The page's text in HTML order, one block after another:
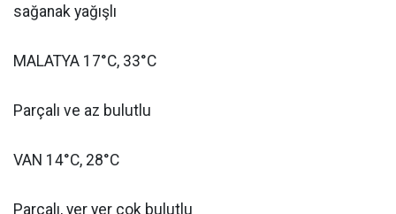
sağanak yağışlı
MALATYA 17°C, 33°C
Parçalı ve az bulutlu
VAN 14°C, 28°C
Parçalı, yer yer çok bulutlu